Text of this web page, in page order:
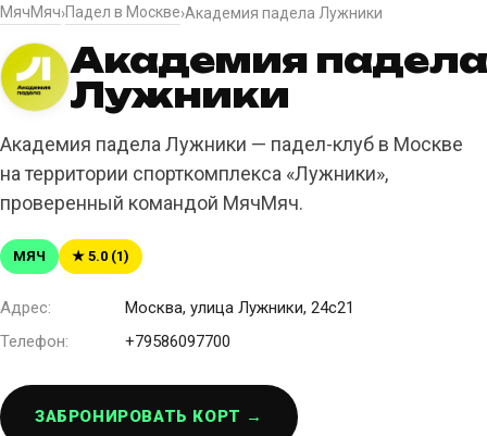
МячМяч›Падел в Москве›Академия падела Лужники
Академия падела
Лужники
Академия падела Лужники — падел-клуб в Москве
на территории спорткомплекса «Лужники»,
проверенный командой МячМяч.
МЯЧ ★ 5.0 (1)
Адрес:
Москва, улица Лужники, 24с21
Телефон:
+79586097700
ЗАБРОНИРОВАТЬ КОРТ →